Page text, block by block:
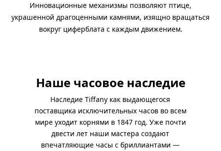
Инновационные механизмы позволяют птице,
украшенной драгоценными камнями, изящно вращаться
вокруг циферблата с каждым движением.
Наше часовое наследие
Наследие Tiffany как выдающегося
поставщика исключительных часов во всем
мире уходит корнями в 1847 год. Уже почти
двести лет наши мастера создают
впечатляющие часы с бриллиантами —